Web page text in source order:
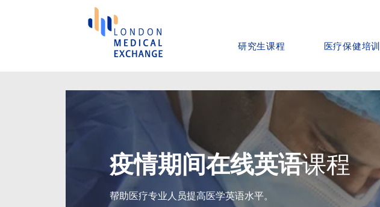
研究生课程 医疗保健培训
疫情期间在线英语课程
帮助医疗专业人员提高医学英语水平。